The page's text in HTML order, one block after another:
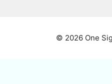
© 2026 One